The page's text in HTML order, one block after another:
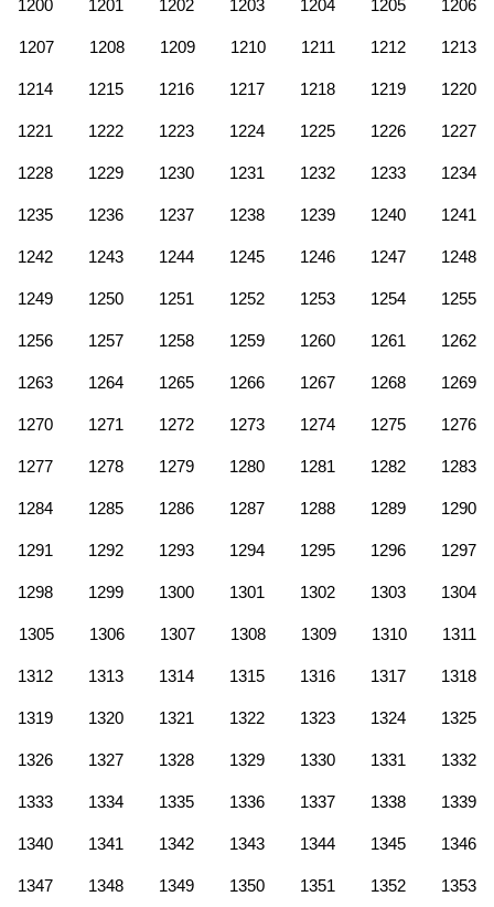
1200 1201 1202 1203 1204 1205 1206
1207 1208 1209 1210 1211 1212 1213
1214 1215 1216 1217 1218 1219 1220
1221 1222 1223 1224 1225 1226 1227
1228 1229 1230 1231 1232 1233 1234
1235 1236 1237 1238 1239 1240 1241
1242 1243 1244 1245 1246 1247 1248
1249 1250 1251 1252 1253 1254 1255
1256 1257 1258 1259 1260 1261 1262
1263 1264 1265 1266 1267 1268 1269
1270 1271 1272 1273 1274 1275 1276
1277 1278 1279 1280 1281 1282 1283
1284 1285 1286 1287 1288 1289 1290
1291 1292 1293 1294 1295 1296 1297
1298 1299 1300 1301 1302 1303 1304
1305 1306 1307 1308 1309 1310 1311
1312 1313 1314 1315 1316 1317 1318
1319 1320 1321 1322 1323 1324 1325
1326 1327 1328 1329 1330 1331 1332
1333 1334 1335 1336 1337 1338 1339
1340 1341 1342 1343 1344 1345 1346
1347 1348 1349 1350 1351 1352 1353